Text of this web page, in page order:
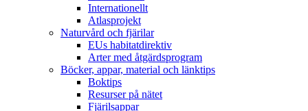
Internationellt
Atlasprojekt
Naturvård och fjärilar
EUs habitatdirektiv
Arter med åtgärdsprogram
Böcker, appar, material och länktips
Boktips
Resurser på nätet
Fjärilsappar